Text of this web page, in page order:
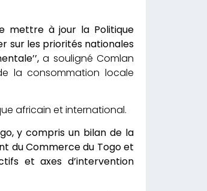
mettre à jour la Politique
sur les priorités nationales
a souligné Comlan
la consommation locale
africain et international.
y compris un bilan de la
du Commerce du Togo et
et axes d’intervention